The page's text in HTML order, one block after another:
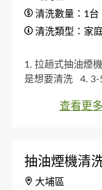
清洗數量：1台
清洗類型：家
1. 拉趟式抽油煙機
是想要清洗
4. 3-
查看更
抽油煙機清
大埔區